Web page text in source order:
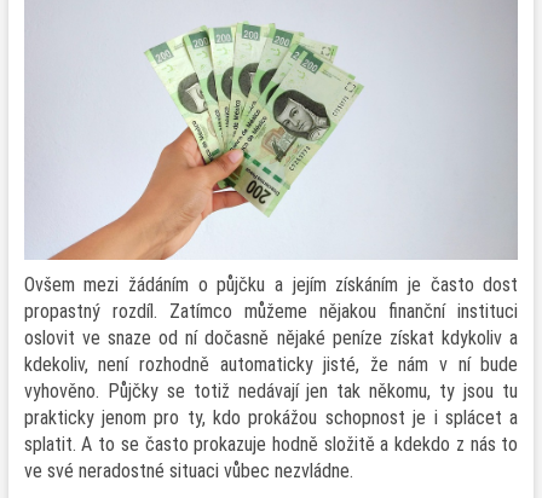
Ovšem mezi žádáním o půjčku a jejím získáním je často dost
propastný rozdíl. Zatímco můžeme nějakou finanční instituci
oslovit ve snaze od ní dočasně nějaké peníze získat kdykoliv a
kdekoliv, není rozhodně automaticky jisté, že nám v ní bude
vyhověno. Půjčky se totiž nedávají jen tak někomu, ty jsou tu
prakticky jenom pro ty, kdo prokážou schopnost je i splácet a
splatit. A to se často prokazuje hodně složitě a kdekdo z nás to
ve své neradostné situaci vůbec nezvládne.